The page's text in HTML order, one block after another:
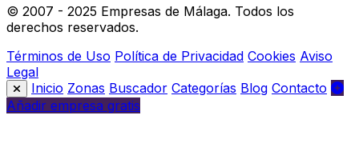
© 2007 - 2025 Empresas de Málaga. Todos los
derechos reservados.
Términos de Uso Política de Privacidad Cookies Aviso
Legal
Inicio Zonas Buscador Categorías Blog Contacto
Añadir empresa gratis